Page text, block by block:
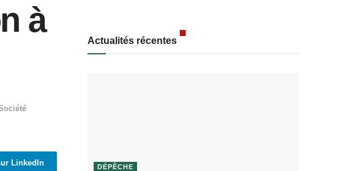
à
LinkedIn
Actualités récentes
DÉPÊCHE